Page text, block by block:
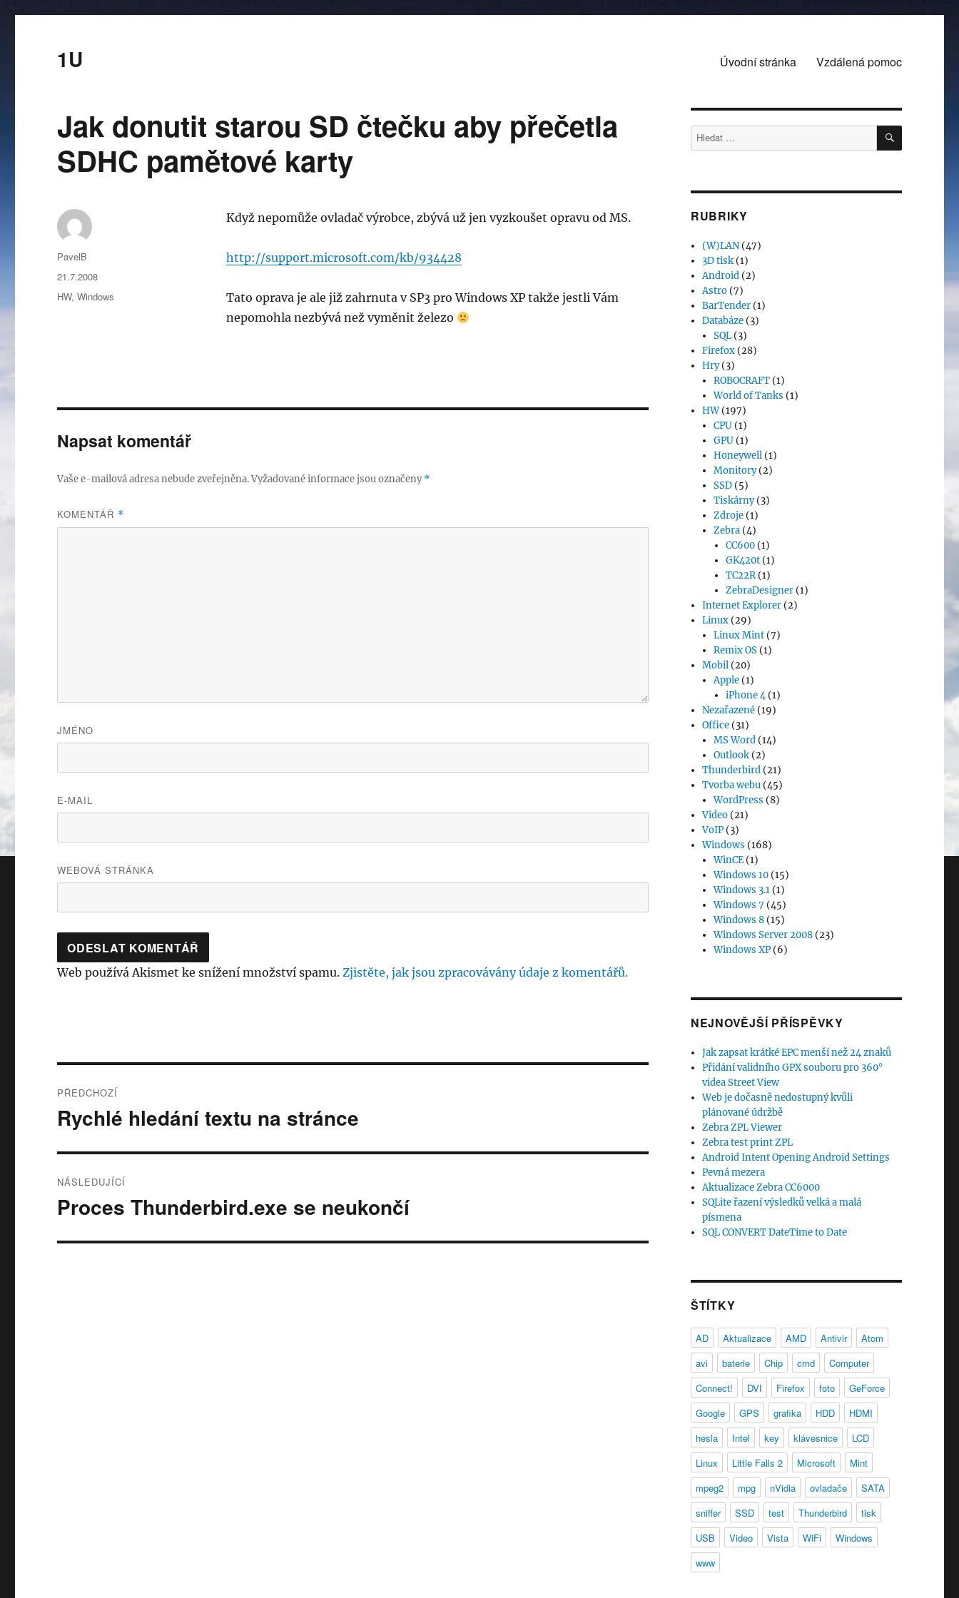
1U Úvodní stránka Vzdálená pomoc
Jak donutit starou SD čtečku aby přečetla
SDHC pamětové karty
Když nepomůže ovladač výrobce, zbývá už jen vyzkoušet opravu od MS.
http://support.microsoft.com/kb/934428
Tato oprava je ale již zahrnuta v SP3 pro Windows XP takže jestli Vám
nepomohla nezbývá než vyměnit železo
Autor:
PavelB
Publikováno:
21.7.2008
Rubriky:
HW,Windows
Napsat komentář
Vaše e-mailová adresa nebude zveřejněna.Vyžadované informace jsou označeny*
KOMENTÁŘ *
JMÉNO
E-MAIL
WEBOVÁ STRÁNKA
Web používá Akismet ke snížení množství spamu.Zjistěte, jak jsou zpracovávány údaje z komentářů.
pro
PŘEDCHOZÍ
Předchozí
příspěvek:
Rychlé hledání textu na stránce
NÁSLEDUJÍCÍ
Následující
Proces Thunderbird.exe se neukončí
Hledat: HLEDÁNÍ
RUBRIKY
(W)LAN (47)
3D tisk (1)
Android (2)
Astro (7)
BarTender (1)
Databáze (3)
SQL (3)
Firefox (28)
Hry(3)
ROBOCRAFT (1)
World of Tanks (1)
HW(197)
CPU (1)
GPU (1)
Honeywell (1)
Monitory(2)
SSD (5)
Tiskárny(3)
Zdroje (1)
Zebra (4)
CC600(1)
GK420t(1)
TC22R(1)
ZebraDesigner(1)
Internet Explorer (2)
Linux (29)
Linux Mint (7)
Remix OS (1)
Mobil (20)
Apple (1)
iPhone 4(1)
Nezařazené (19)
Office (31)
MS Word (14)
Outlook (2)
Thunderbird (21)
Tvorba webu (45)
WordPress (8)
Video (21)
VoIP (3)
Windows (168)
WinCE (1)
Windows 10 (15)
Windows 3.1 (1)
Windows 7 (45)
Windows 8 (15)
Windows Server 2008 (23)
Windows XP (6)
NEJNOVĚJŠÍ PŘÍSPĚVKY
Jak zapsat krátké EPC menší než 24 znaků
Přidání validního GPX souboru pro 360°
videa Street View
Web je dočasně nedostupný kvůli
plánované údržbě
Zebra ZPL Viewer
Zebra test print ZPL
Android Intent Opening Android Settings
Pevná mezera
Aktualizace Zebra CC6000
SQLite řazení výsledků velká a malá
písmena
SQL CONVERT DateTime to Date
ŠTÍTKY
AD Aktualizace AMD Antivir
Atom
avi
baterie Chip cmd
Computer
Connect!
DVI Firefox foto
GeForce
Google
GPS grafika HDD
HDMI
hesla
Intel key klávesnice
LCD
Linux
Little Falls 2 Microsoft
Mint
mpeg2
mpg nVidia ovladače
SATA
sniffer
SSD test Thunderbird
tisk
USB
Video Vista WiFi
Windows
www